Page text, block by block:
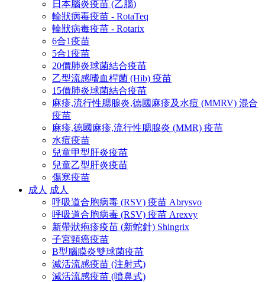
日本腦炎疫苗 (乙腦)
輪狀病毒疫苗 - RotaTeq
輪狀病毒疫苗 - Rotarix
6合1疫苗
5合1疫苗
20價肺炎球菌結合疫苗
乙型流感嗜血桿菌 (Hib) 疫苗
15價肺炎球菌結合疫苗
麻疹,流行性腮腺炎,德國麻疹及水痘 (MMRV) 混合
疫苗
麻疹,德國麻疹,流行性腮腺炎 (MMR) 疫苗
水痘疫苗
兒童甲型肝炎疫苗
兒童乙型肝炎疫苗
傷寒疫苗
成人 成人
呼吸道合胞病毒 (RSV) 疫苗 Abrysvo
呼吸道合胞病毒 (RSV) 疫苗 Arexvy
新帶狀疱疹疫苗 (新蛇針) Shingrix
子宮頸癌疫苗
B型腦膜炎雙球菌疫苗
滅活流感疫苗 (注射式)
減活流感疫苗 (噴鼻式)